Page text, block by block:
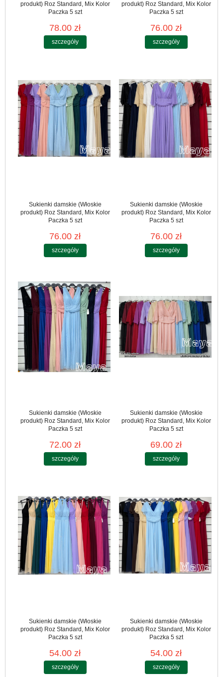
produkt) Roz Standard, Mix Kolor
Paczka 5 szt
78.00 zł
szczegóły
produkt) Roz Standard, Mix Kolor
Paczka 5 szt
76.00 zł
szczegóły
Sukienki damskie (Włoskie
produkt) Roz Standard, Mix Kolor
Paczka 5 szt
76.00 zł
szczegóły
Sukienki damskie (Włoskie
produkt) Roz Standard, Mix Kolor
Paczka 5 szt
76.00 zł
szczegóły
Sukienki damskie (Włoskie
produkt) Roz Standard, Mix Kolor
Paczka 5 szt
72.00 zł
szczegóły
Sukienki damskie (Włoskie
produkt) Roz Standard, Mix Kolor
Paczka 5 szt
69.00 zł
szczegóły
Sukienki damskie (Włoskie
produkt) Roz Standard, Mix Kolor
Paczka 5 szt
54.00 zł
szczegóły
Sukienki damskie (Włoskie
produkt) Roz Standard, Mix Kolor
Paczka 5 szt
54.00 zł
szczegóły